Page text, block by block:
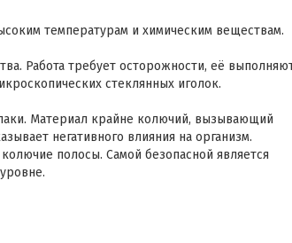
температурам и химическим веществам.
Работа требует осторожности, её
стеклянных иголок.
Материал крайне колючий, вызывающий
негативного влияния на организм.
полосы. Самой безопасной является